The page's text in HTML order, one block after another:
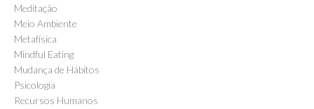
Meditação
Meio Ambiente
Metafísica
Mindful Eating
Mudança de Hábitos
Psicologia
Recursos Humanos